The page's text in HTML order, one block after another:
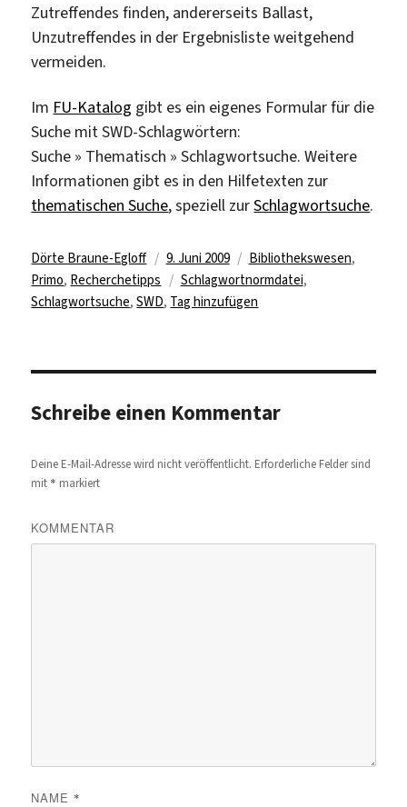
Zutreffendes finden, andererseits Ballast,
Unzutreffendes in der Ergebnisliste weitgehend
vermeiden.
Im FU-Katalog gibt es ein eigenes Formular für die
Suche mit SWD-Schlagwörtern:
Suche » Thematisch » Schlagwortsuche. Weitere
Informationen gibt es in den Hilfetexten zur
thematischen Suche, speziell zurSchlagwortsuche.
Autor
Dörte Braune-Egloff
Veröffentlicht
am
9. Juni 2009 Kategorien
Bibliothekswesen,
Primo, Recherchetipps Schlagwörter
Schlagwortnormdatei,
Schlagwortsuche,SWD, Tag hinzufügen
Schreibe einen Kommentar
Deine E-Mail-Adresse wird nicht veröffentlicht. Erforderliche Felder sind
mit * markiert
KOMMENTAR
NAME *